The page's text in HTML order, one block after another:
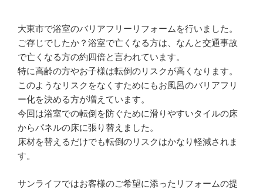
大東市で浴室のバリアフリーリフォームを行いました。
ご存じでしたか？浴室で亡くなる方は、なんと交通事故
で亡くなる方の約四倍と言われています。
特に高齢の方やお子様は転倒のリスクが高くなります。
このようなリスクをなくすためにもお風呂のバリアフリ
ー化を決める方が増えています。
今回は浴室での転倒を防ぐために滑りやすいタイルの床
からパネルの床に張り替えました。
床材を替えるだけでも転倒のリスクはかなり軽減されま
す。
サンライフではお客様のご希望に添ったリフォームの提